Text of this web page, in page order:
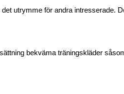
utrymme för andra intresserade.
bekväma träningskläder